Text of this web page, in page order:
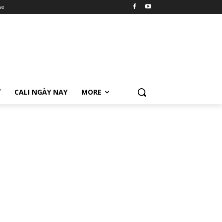
CALI NGÀY NAY MORE